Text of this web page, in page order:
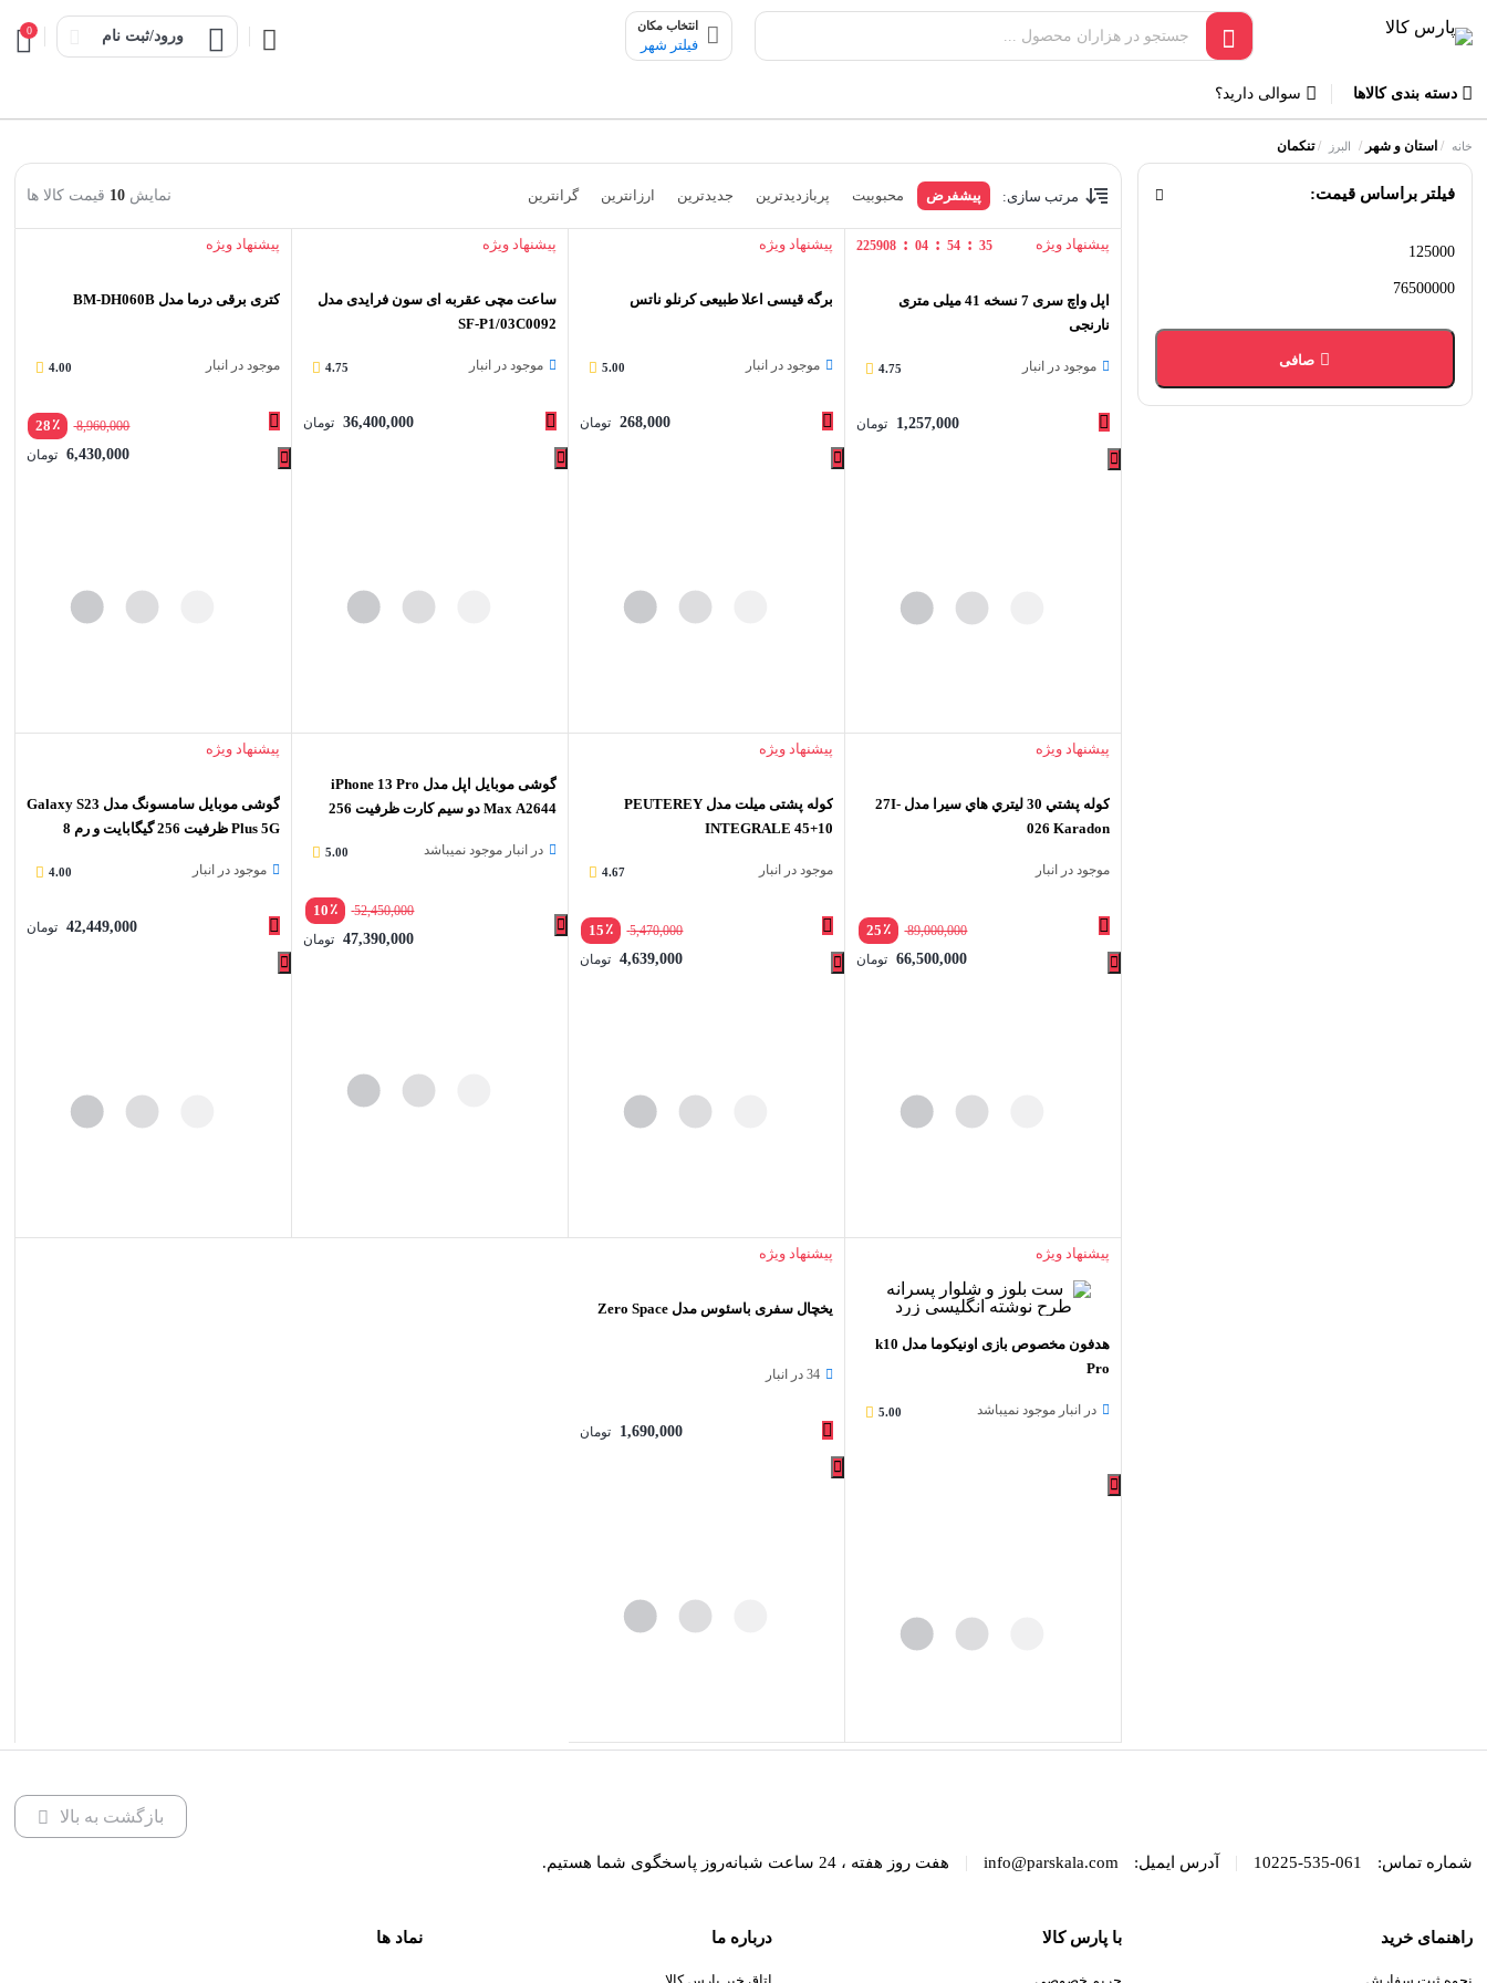
انتخاب مکان
فیلتر شهر
ورود/ثبت نام 0
دسته بندی کالاها سوالی دارید؟
خانه / استان و شهر / البرز /تنکمان
فیلتر براساس قیمت:
حداقل
قیمت
حداكثر
قيمت
صافی
مرتب سازی: پیشفرض محبوبیت پربازدیدترین جدیدترین ارزانترین گرانترین نمایش 10 قیمت کالا ها
پیشنهاد ویژه 225908 : 04 : 54 : 35
اپل واچ سری 7 نسخه 41 میلی متری
نارنجی
موجود در انبار 4.75
1,257,000 تومان
پیشنهاد ویژه
برگه قیسی اعلا طبیعی کرنلو ناتس
موجود در انبار 5.00
268,000 تومان
پیشنهاد ویژه
ساعت مچی عقربه ای سون فرایدی مدل
SF-P1/03C0092
موجود در انبار 4.75
36,400,000 تومان
پیشنهاد ویژه
کتری برقی درما مدل BM-DH060B
موجود در انبار 4.00
٪ 28 8,960,000
6,430,000 تومان
پیشنهاد ویژه
کوله پشتي 30 ليتري هاي سيرا مدل 27I-
026 Karadon
موجود در انبار
٪ 25 89,000,000
66,500,000 تومان
پیشنهاد ویژه
کوله پشتی میلت مدل PEUTEREY
INTEGRALE 45+10
موجود در انبار 4.67
٪ 15 5,470,000
4,639,000 تومان
گوشی موبایل اپل مدل iPhone 13 Pro
Max A2644 دو سیم‌ کارت ظرفیت 256
در انبار موجود نمیباشد 5.00
٪ 10 52,450,000
47,390,000 تومان
پیشنهاد ویژه
گوشی موبایل سامسونگ مدل Galaxy S23
Plus 5G ظرفیت 256 گیگابایت و رم 8
موجود در انبار 4.00
42,449,000 تومان
پیشنهاد ویژه
هدفون مخصوص بازی اونیکوما مدل k10
Pro
در انبار موجود نمیباشد 5.00
پیشنهاد ویژه
یخچال سفری باسئوس مدل Zero Space
34 در انبار
1,690,000 تومان
بازگشت به بالا
شماره تماس: 061-535-10225
| آدرس ایمیل: info@parskala.com
| هفت روز هفته ، 24 ساعت شبانه‌روز پاسخگوی شما هستیم.
راهنمای خرید با پارس کالا درباره ما نماد ها